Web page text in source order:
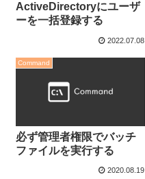
ActiveDirectoryにユーザ
ーを一括登録する
2022.07.08
Command
必ず管理者権限でバッチ
ファイルを実行する
2020.08.19